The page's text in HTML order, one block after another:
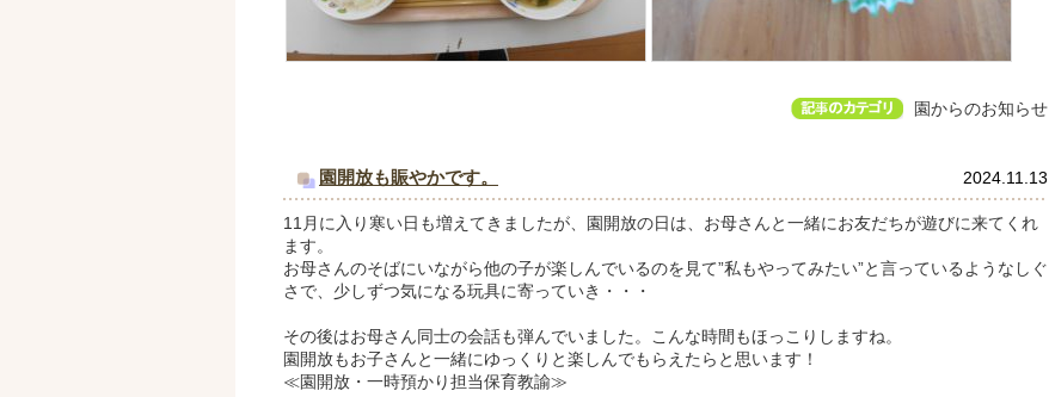
園からのお知らせ
園開放も賑やかです。 2024.11.13
11月に入り寒い日も増えてきましたが、園開放の日は、お母さんと一緒にお友だちが遊びに来てくれ
ます。
お母さんのそばにいながら他の子が楽しんでいるのを見て”私もやってみたい”と言っているようなしぐ
さで、少しずつ気になる玩具に寄っていき・・・
その後はお母さん同士の会話も弾んでいました。こんな時間もほっこりしますね。
園開放もお子さんと一緒にゆっくりと楽しんでもらえたらと思います！
≪園開放・一時預かり担当保育教諭≫